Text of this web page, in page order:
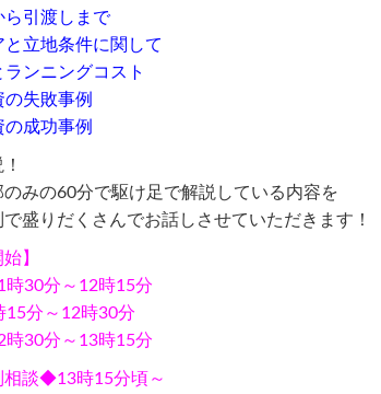
ら引渡しまで
と立地条件に関して
ランニングコスト
の失敗事例
の成功事例
みの60分で駆け足で解説している内容を
盛りだくさんでお話しさせていただきます！
始】
30分～12時15分
分～12時30分
30分～13時15分
談◆13時15分頃～